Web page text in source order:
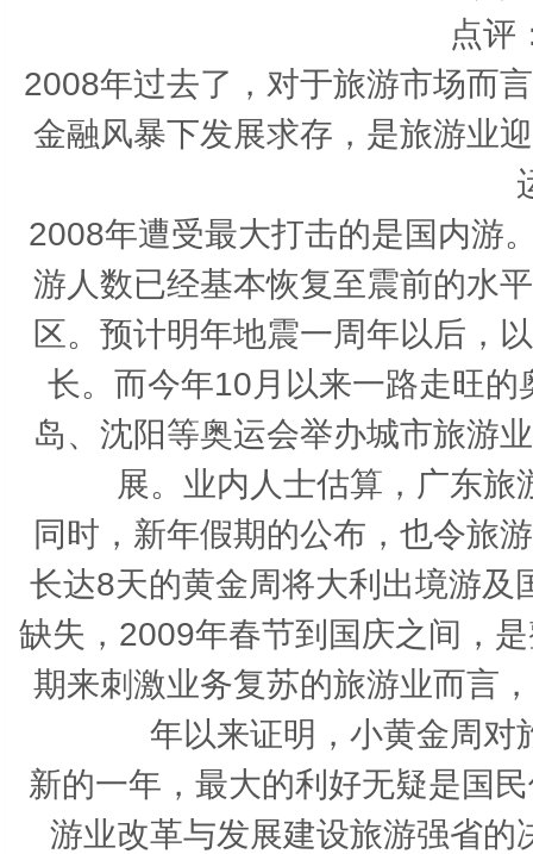
点评
2008年过去了，对于旅游市场而
金融风暴下发展求存，是旅游业
2008年遭受最大打击的是国内游
游人数已经基本恢复至震前的水
区。预计明年地震一周年以后，
长。而今年10月以来一路走旺
岛、沈阳等奥运会举办城市旅游
展。业内人士估算，广东
同时，新年假期的公布，也令旅
长达8天的黄金周将大利出境游及
缺失，2009年春节到国庆之间，
期来刺激业务复苏的旅游业而言
年以来证明，小黄金周对
新的一年，最大的利好无疑是国
游业改革与发展建设旅游强省